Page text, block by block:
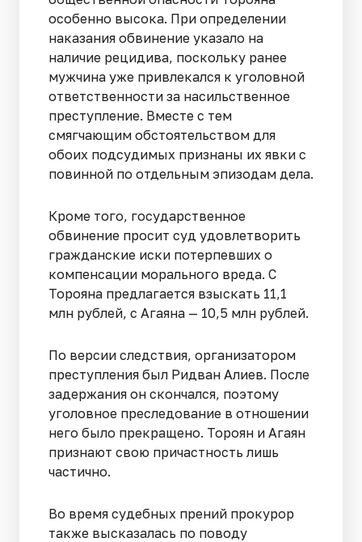
особенно высока. При определении
наказания обвинение указало на
наличие рецидива, поскольку ранее
мужчина уже привлекался к уголовной
ответственности за насильственное
преступление. Вместе с тем
смягчающим обстоятельством для
обоих подсудимых признаны их явки с
повинной по отдельным эпизодам дела.
Кроме того, государственное
обвинение просит суд удовлетворить
гражданские иски потерпевших о
компенсации морального вреда. С
Торояна предлагается взыскать 11,1
млн рублей, с Агаяна — 10,5 млн рублей.
По версии следствия, организатором
преступления был Ридван Алиев. После
задержания он скончался, поэтому
уголовное преследование в отношении
него было прекращено. Тороян и Агаян
признают свою причастность лишь
частично.
Во время судебных прений прокурор
также высказалась по поводу